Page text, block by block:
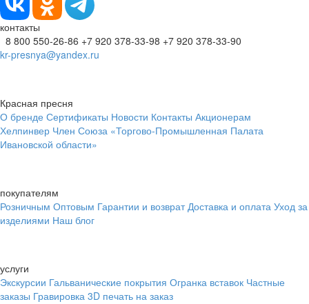
контакты
8 800 550-26-86 +7 920 378-33-98 +7 920 378-33-90
kr-presnya@yandex.ru
Красная пресня
О бренде Сертификаты Новости Контакты Акционерам
Хелпинвер Член Союза «Торгово-Промышленная Палата
Ивановской области»
покупателям
Розничным Оптовым Гарантии и возврат Доставка и оплата Уход за
изделиями Наш блог
услуги
Экскурсии Гальванические покрытия Огранка вставок Частные
заказы Гравировка 3D печать на заказ